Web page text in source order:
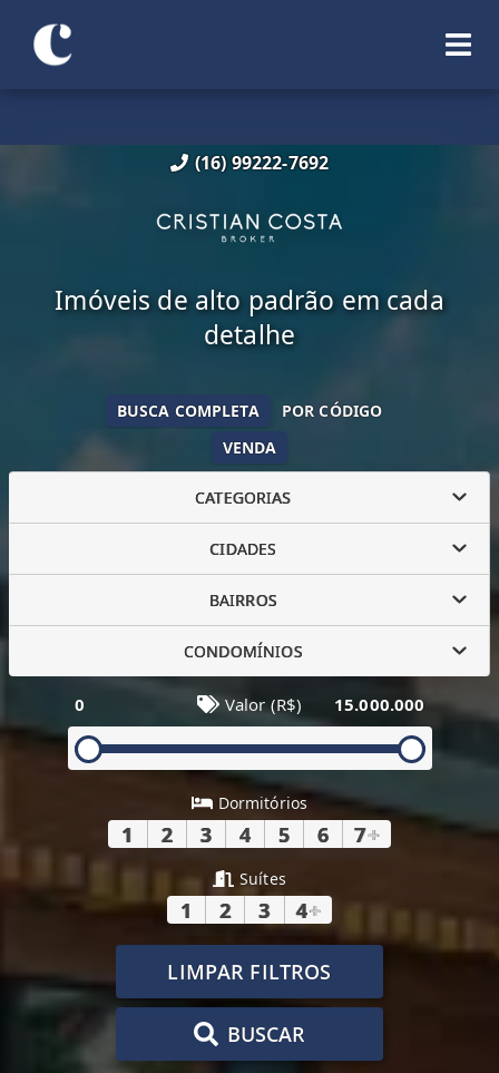
(16) 99222-7692
Imóveis de alto padrão em cada
detalhe
VENDA
BUSCA COMPLETA POR CÓDIGO
CATEGORIAS
CIDADES
BAIRROS
CONDOMÍNIOS
0 Valor (R$) 15.000.000
Dormitórios
1 2 3 4 5 6 7+
Suítes
1 2 3 4+
LIMPAR FILTROS
BUSCAR